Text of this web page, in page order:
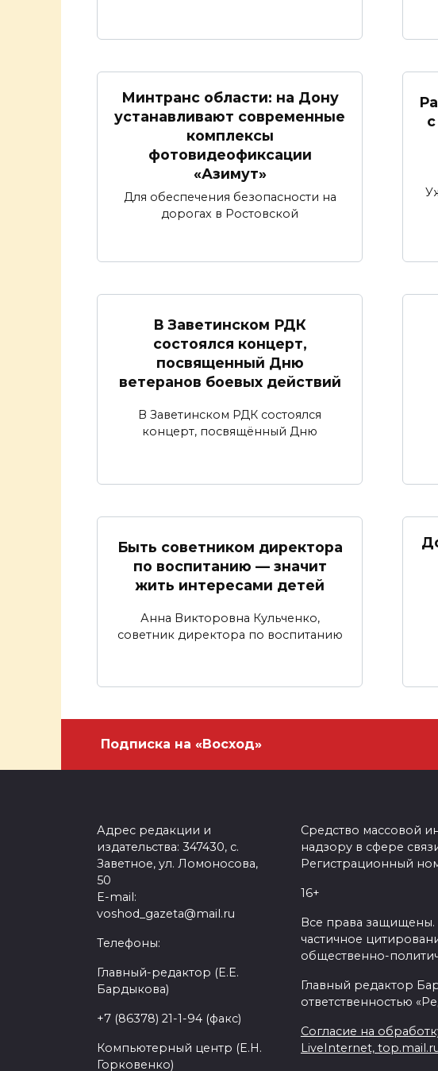
Минтранс области: на Дону
устанавливают современные
комплексы
фотовидеофиксации
«Азимут»
Для обеспечения безопасности на
дорогах в Ростовской
В Заветинском РДК
состоялся концерт,
посвященный Дню
ветеранов боевых действий
В Заветинском РДК состоялся
концерт, посвящённый Дню
Быть советником директора
по воспитанию — значит
жить интересами детей
Анна Викторовна Кульченко,
советник директора по воспитанию
Подписка на «Восход»
Адрес редакции и
издательства: 347430, с.
Заветное, ул. Ломоносова,
50
E-mail:
voshod_gazeta@mail.ru
Телефоны:
Главный-редактор (Е.Е.
Бардыкова)
+7 (86378) 21-1-94 (факс)
Компьютерный центр (Е.Н.
Горковенко)
Средство массовой
надзору в сфере
Регистрационный
16+
Все права
частичное
общественно-
Главный редактор
ответственностью
Согласие на
LiveInternet,